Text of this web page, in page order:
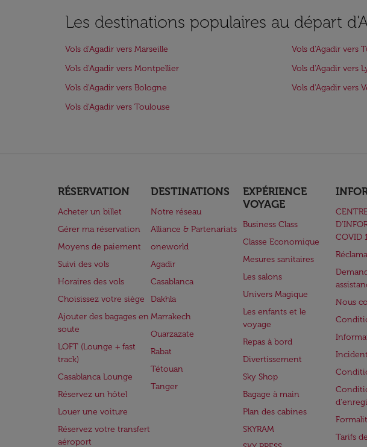
Les destinations populaires au départ
Vols d'Agadir vers Marseille Vols d'Agadir vers
Vols d'Agadir vers Montpellier
Vols d'Agadir vers
Vols d'Agadir vers Bologne
Vols d'Agadir vers
Vols d'Agadir vers Toulouse
RÉSERVATION
Acheter un billet
Gérer ma réservation
Moyens de paiement
Suivi des vols
Horaires des vols
Choisissez votre siège
Ajouter des bagages en
soute
LOFT (Lounge + fast
track)
Casablanca Lounge
Réservez un hôtel
Louer une voiture
Réservez votre transfert
aéroport
DESTINATIONS
Notre réseau
Alliance & Partenariats
oneworld
Agadir
Casablanca
Dakhla
Marrakech
Ouarzazate
Rabat
Tétouan
Tanger
EXPÉRIENCE
VOYAGE
Business Class
Classe Economique
Mesures sanitaires
Les salons
Univers Magique
Les enfants et le
voyage
Repas à bord
Divertissement
Sky Shop
Bagage à main
Plan des cabines
SKYRAM
COVID
Nous
Tarifs